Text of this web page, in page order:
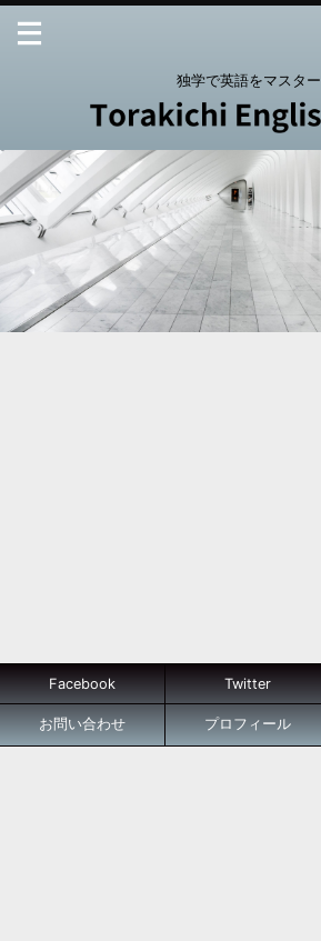
独学で英語をマスター
Facebook Twitter
お問い合わせ プロフィール